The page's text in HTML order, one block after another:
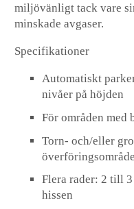
miljövänligt tack vare
minskade avgaser.
Specifikationer
Automatiskt
nivåer på höjden
För områden med
Torn- och/eller
Flera rader: 2 till
hissen